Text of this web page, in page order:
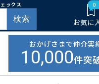
ックス
検索
0
お気に
おかげさまで仲介実
10,000件突